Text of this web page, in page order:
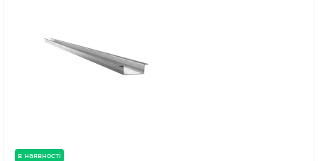
в наявності